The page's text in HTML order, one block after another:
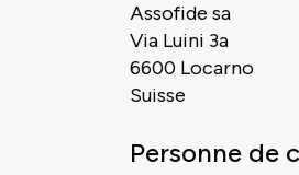
Assofide sa
Via Luini 3a
6600 Locarno
Suisse
Personne de